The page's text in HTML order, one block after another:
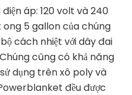
áp: 120 volt và 240
ong 5 gallon của chúng
cách nhiệt với dây đai
cũng có khả năng
dụng trên xô poly và
đều được